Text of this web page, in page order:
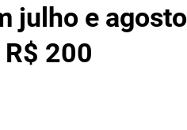
julho e agosto
200